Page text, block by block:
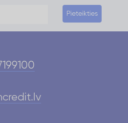
Pieteikties